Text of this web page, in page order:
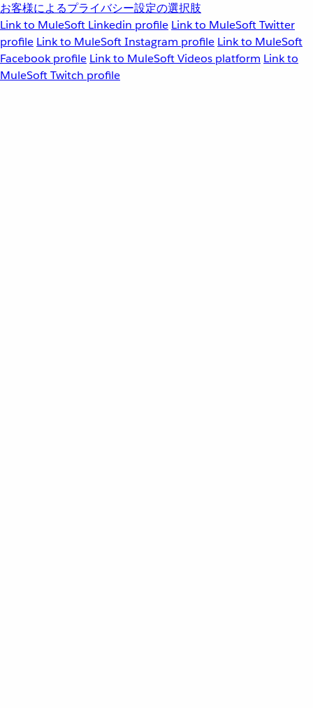
お客様によるプライバシー設定の選択肢
Link to MuleSoft Linkedin profile Link to MuleSoft Twitter
profile Link to MuleSoft Instagram profile Link to MuleSoft
Facebook profile Link to MuleSoft Videos platform Link to
MuleSoft Twitch profile